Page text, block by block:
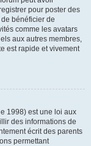
pour poster des
bénéficier de
comme les avatars
aux autres membres,
est rapide et vivement
1998) est une loi aux
des informations de
écrit des parents
permettant